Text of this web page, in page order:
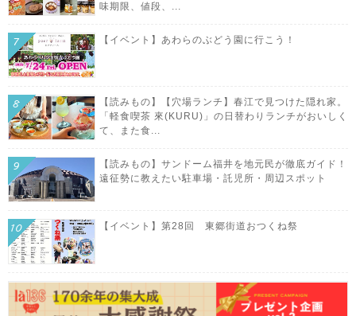
味期限、値段、...
【イベント】あわらのぶどう園に行こう！
【読みもの】【穴場ランチ】春江で見つけた隠れ家。
「軽食喫茶 來(KURU)」の日替わりランチがおいしく
て、また食...
【読みもの】サンドーム福井を地元民が徹底ガイド！
遠征勢に教えたい駐車場・託児所・周辺スポット
【イベント】第28回 東郷街道おつくね祭